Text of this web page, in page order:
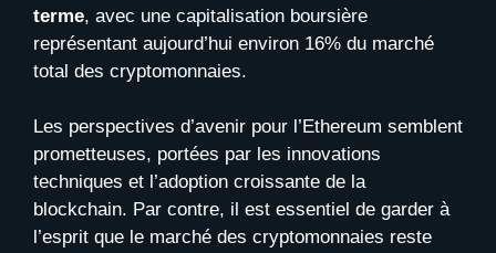
terme, avec une capitalisation boursière
représentant aujourd’hui environ 16% du marché
total des cryptomonnaies.
Les perspectives d’avenir pour l’Ethereum semblent
prometteuses, portées par les innovations
techniques et l’adoption croissante de la
blockchain. Par contre, il est essentiel de garder à
l’esprit que le marché des cryptomonnaies reste